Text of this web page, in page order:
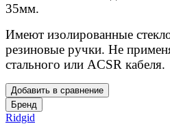
35мм.
Имеют изолированные
резиновые ручки. Не
стального или ACSR кабеля.
Добавить в сравнение
Бренд
Ridgid